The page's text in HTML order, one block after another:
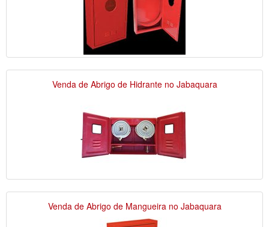
Venda de Abrigo de Hidrante no Jabaquara
Venda de Abrigo de Mangueira no Jabaquara